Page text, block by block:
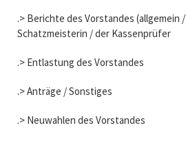
.> Berichte des Vorstandes
Schatzmeisterin / der Kassenprüfer
.> Entlastung des Vorstandes
.> Anträge / Sonstiges
.> Neuwahlen des Vorstandes